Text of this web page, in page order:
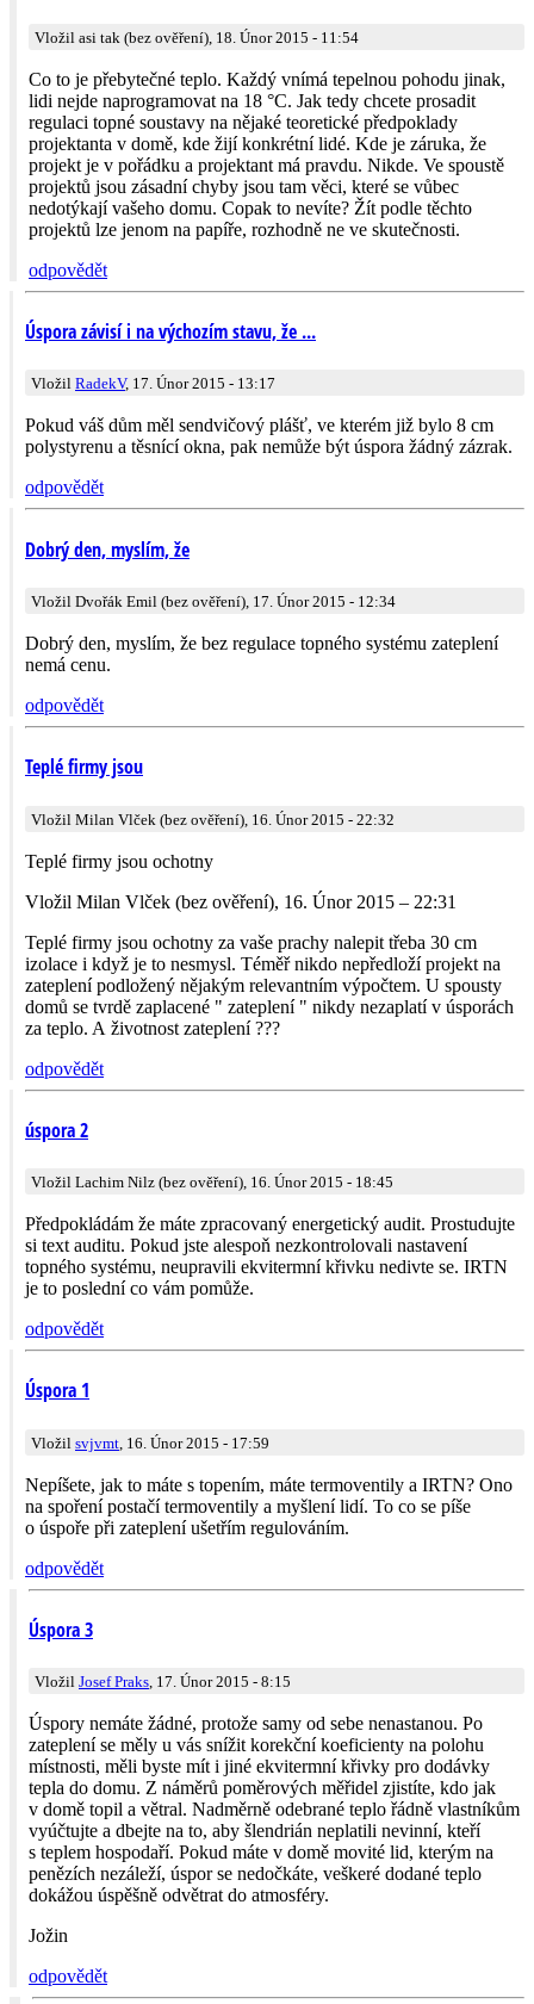
Vložil asi tak (bez ověření), 18. Únor 2015 - 11:54
Co to je přebytečné teplo. Každý vnímá tepelnou pohodu jinak,
lidi nejde naprogramovat na 18 °C. Jak tedy chcete prosadit
regulaci topné soustavy na nějaké teoretické předpoklady
projektanta v domě, kde žijí konkrétní lidé. Kde je záruka, že
projekt je v pořádku a projektant má pravdu. Nikde. Ve spoustě
projektů jsou zásadní chyby jsou tam věci, které se vůbec
nedotýkají vašeho domu. Copak to nevíte? Žít podle těchto
projektů lze jenom na papíře, rozhodně ne ve skutečnosti.
odpovědět
Úspora závisí i na výchozím stavu, že ...
Vložil RadekV, 17. Únor 2015 - 13:17
Pokud váš dům měl sendvičový plášť, ve kterém již bylo 8 cm
polystyrenu a těsnící okna, pak nemůže být úspora žádný zázrak.
odpovědět
Dobrý den, myslím, že
Vložil Dvořák Emil (bez ověření), 17. Únor 2015 - 12:34
Dobrý den, myslím, že bez regulace topného systému zateplení
nemá cenu.
odpovědět
Teplé firmy jsou
Vložil Milan Vlček (bez ověření), 16. Únor 2015 - 22:32
Teplé firmy jsou ochotny
Vložil Milan Vlček (bez ověření), 16. Únor 2015 – 22:31
Teplé firmy jsou ochotny za vaše prachy nalepit třeba 30 cm
izolace i když je to nesmysl. Téměř nikdo nepředloží projekt na
zateplení podložený nějakým relevantním výpočtem. U spousty
domů se tvrdě zaplacené " zateplení " nikdy nezaplatí v úsporách
za teplo. A životnost zateplení ???
odpovědět
úspora 2
Vložil Lachim Nilz (bez ověření), 16. Únor 2015 - 18:45
Předpokládám že máte zpracovaný energetický audit. Prostudujte
si text auditu. Pokud jste alespoň nezkontrolovali nastavení
topného systému, neupravili ekvitermní křivku nedivte se. IRTN
je to poslední co vám pomůže.
odpovědět
Úspora 1
Vložil svjvmt , 16. Únor 2015 - 17:59
Nepíšete, jak to máte s topením, máte termoventily a IRTN? Ono
na spoření postačí termoventily a myšlení lidí. To co se píše
o úspoře při zateplení ušetřím regulováním.
odpovědět
Úspora 3
Vložil Josef Praks, 17. Únor 2015 - 8:15
Úspory nemáte žádné, protože samy od sebe nenastanou. Po
zateplení se měly u vás snížit korekční koeficienty na polohu
místnosti, měli byste mít i jiné ekvitermní křivky pro dodávky
tepla do domu. Z náměrů poměrových měřidel zjistíte, kdo jak
v domě topil a větral. Nadměrně odebrané teplo řádně vlastníkům
vyúčtujte a dbejte na to, aby šlendrián neplatili nevinní, kteří
s teplem hospodaří. Pokud máte v domě movité lid, kterým na
penězích nezáleží, úspor se nedočkáte, veškeré dodané teplo
dokážou úspěšně odvětrat do atmosféry.
Jožin
odpovědět